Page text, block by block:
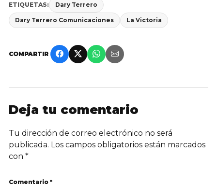
ETIQUETAS: Dary Terrero
Dary Terrero Comunicaciones La Victoria
COMPARTIR
Deja tu comentario
Tu dirección de correo electrónico no será
publicada. Los campos obligatorios están marcados
con *
Comentario *